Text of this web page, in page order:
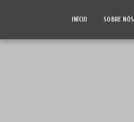
INÍCIO SOBRE NÓS